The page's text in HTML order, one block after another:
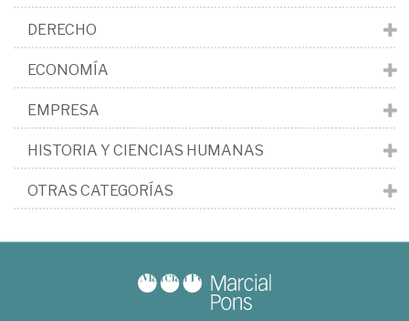
DERECHO
ECONOMÍA
EMPRESA
HISTORIA Y CIENCIAS HUMANAS
OTRAS CATEGORÍAS